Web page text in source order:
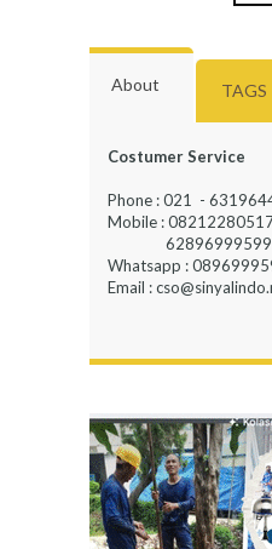
About TAGS
Costumer Service
Phone : 021 -
Mobile :
Whatsapp :
Email :